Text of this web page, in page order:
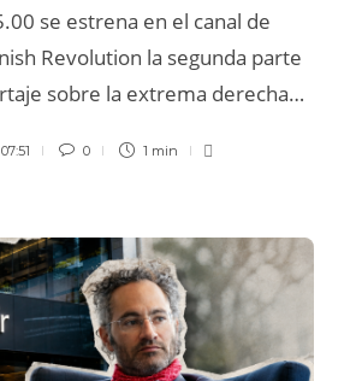
se estrena en el canal de
Revolution la segunda parte
sobre la extrema derecha…
0 1 min